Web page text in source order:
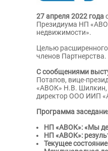
27 апреля 2022 года
Президиума НП
недвижимости».
Целью
членов Партнерства.
С сообщениями
Потапов, вице-
«АВОК» Н.В. Шилкин,
директор ООО ИИП
Программа
НП «АВОК»: «Мы
НП «АВОК»:
Текущее